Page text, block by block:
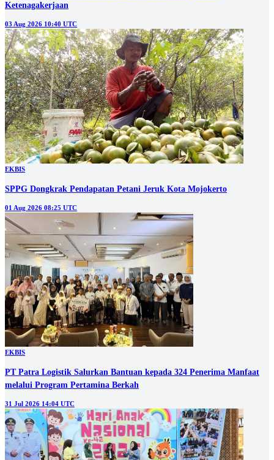
Ketenagakerjaan
03 Aug 2026 10:40 UTC
EKBIS
SPPG Dongkrak Pendapatan Petani Jeruk Kota Mojokerto
01 Aug 2026 08:25 UTC
EKBIS
PT Patra Logistik Salurkan Bantuan kepada 324 Penerima Manfaat
melalui Program Pertamina Berkah
31 Jul 2026 14:04 UTC